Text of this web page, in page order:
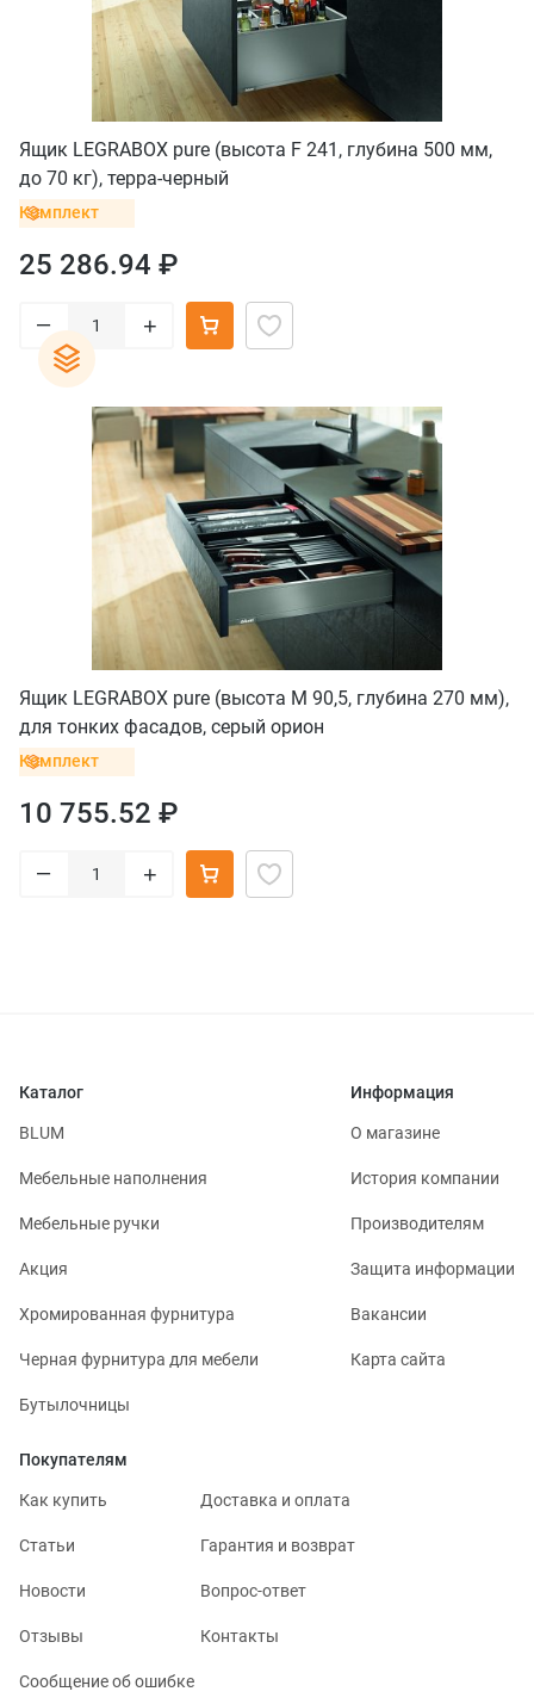
Ящик LEGRABOX pure (высота F 241, глубина 500 мм,
до 70 кг), терра-черный
Комплект
25 286.94 ₽
– +
Ящик LEGRABOX pure (высота M 90,5, глубина 270 мм),
для тонких фасадов, серый орион
Комплект
10 755.52 ₽
– +
Каталог
BLUM
Мебельные наполнения
Мебельные ручки
Акция
Хромированная фурнитура
Черная фурнитура для мебели
Бутылочницы
Информация
О магазине
История компании
Производителям
Защита информации
Вакансии
Карта сайта
Покупателям
Как купить Доставка и оплата
Статьи Гарантия и возврат
Новости Вопрос-ответ
Отзывы Контакты
Сообщение об ошибке